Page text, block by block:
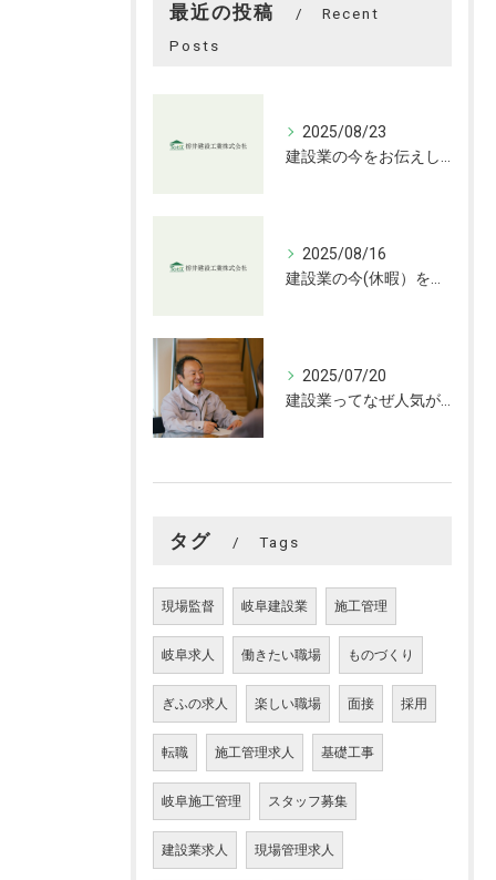
最近の投稿
Recent
Posts
2025/08/23
2025/08/16
2025/07/20
タグ Tags
現場監督 岐阜建設業 施工管理
岐阜求人 働きたい職場 ものづくり
ぎふの求人 楽しい職場 面接 採用
転職 施工管理求人 基礎工事
岐阜施工管理 スタッフ募集
建設業求人 現場管理求人